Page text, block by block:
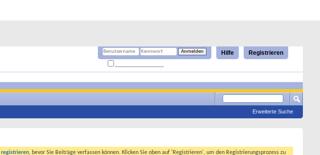
Registrieren
Hilfe
Erweiterte Suche
registrieren, bevor Sie Beiträge verfassen können. Klicken Sie oben auf 'Registrieren', um den Registrierungsprozess zu